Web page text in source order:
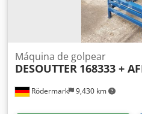
Rödermark 9,430 km
Máquina de golpear
DESOUTTER 168333 +